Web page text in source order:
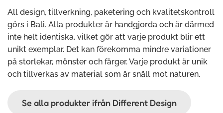
All design, tillverkning, paketering och kvalitetskontroll
görs i Bali. Alla produkter är handgjorda och är därmed
inte helt identiska, vilket gör att varje produkt blir ett
unikt exemplar. Det kan förekomma mindre variationer
på storlekar, mönster och färger. Varje produkt är unik
och tillverkas av material som är snäll mot naturen.
Se alla produkter ifrån Different Design